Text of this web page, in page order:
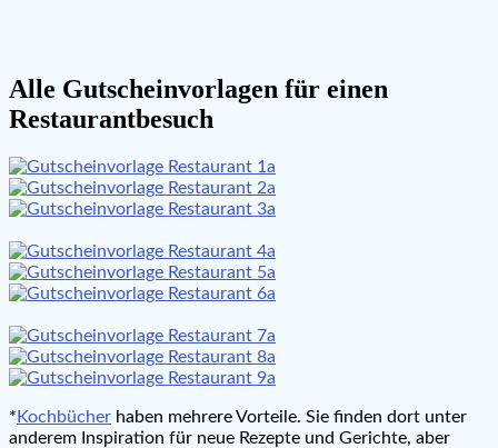
Alle Gutscheinvorlagen für einen
Restaurantbesuch
* Kochbücher haben mehrere Vorteile. Sie finden dort unter
anderem Inspiration für neue Rezepte und Gerichte, aber